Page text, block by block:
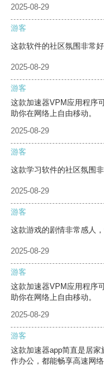
2025-08-29
游客
这款软件的社区氛围非常
2025-08-29
游客
这款加速器VPM应用程序
助你在网络上自由移动。
2025-08-29
游客
这款学习软件的社区氛围
2025-08-29
游客
这款游戏的剧情非常感人
2025-08-29
游客
这款加速器VPM应用程序
助你在网络上自由移动。
2025-08-29
游客
这款加速器app简直是居
作办公，都能畅享高速网